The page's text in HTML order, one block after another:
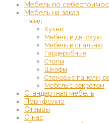
Мебель по
Мебель на заказ
Назад
Кухни
Мебель в детскую
Мебель в спальню
Гардеробные
Столы
Шкафы
Стеновые панели,
Мебель с секретом
Стандартная мебель
Портфолио
Отзывы
О нас